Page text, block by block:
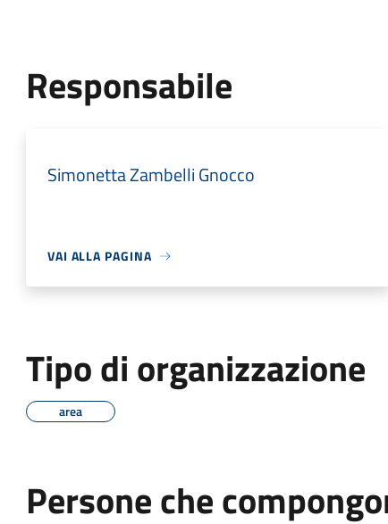
Responsabile
Simonetta Zambelli Gnocco
VAI ALLA PAGINA
Tipo di organizzazione
area
Persone che